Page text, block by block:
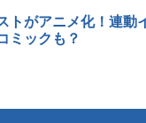
トがアニメ化！連動
ミックも？